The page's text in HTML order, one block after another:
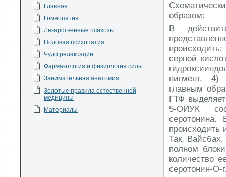
Главная
Гомеопатия
Лекарственные психозы
Половая психопатия
Чудо релаксации
Фармакология и физиология силы
Занимательная анатомия
Золотые правила естественной
медицины
Материалы
образом:
В
серной
пигмент, 4)
главным
ГТФ
5-ОИУК
происходить
Так,
полном
количество
серотонин-О-